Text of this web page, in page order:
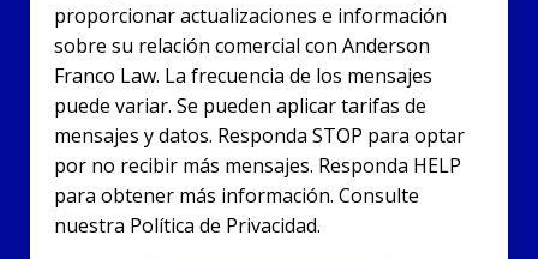
proporcionar actualizaciones e información
sobre su relación comercial con Anderson
Franco Law. La frecuencia de los mensajes
puede variar. Se pueden aplicar tarifas de
mensajes y datos. Responda STOP para optar
por no recibir más mensajes. Responda HELP
para obtener más información. Consulte
nuestra Política de Privacidad.